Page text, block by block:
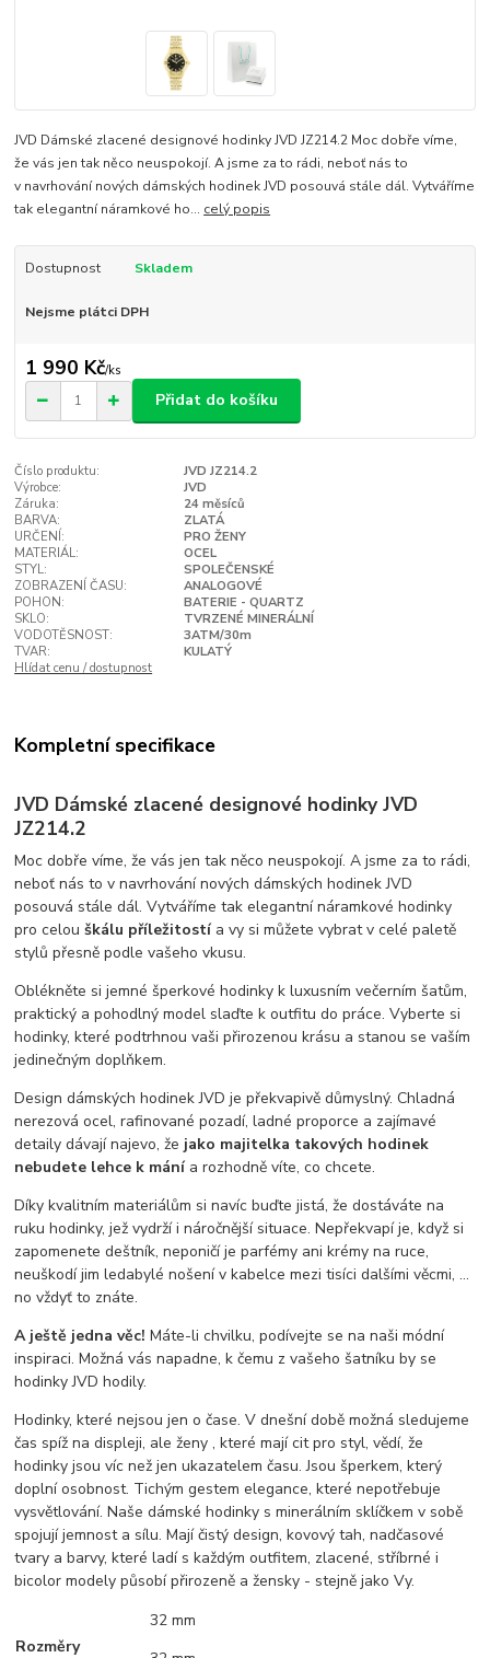
JVD Dámské zlacené designové hodinky JVD JZ214.2 Moc dobře víme,
že vás jen tak něco neuspokojí. A jsme za to rádi, neboť nás to
v navrhování nových dámských hodinek JVD posouvá stále dál. Vytváříme
tak elegantní náramkové ho... celý popis
Dostupnost Skladem
Nejsme plátci DPH
1 990 Kč/ks
Přidat do košíku
Číslo produktu:
JVD JZ214.2
Výrobce:
JVD
Záruka:
24 měsíců
BARVA:
ZLATÁ
URČENÍ:
PRO ŽENY
MATERIÁL:
OCEL
STYL:
SPOLEČENSKÉ
ZOBRAZENÍ ČASU:
ANALOGOVÉ
POHON:
BATERIE - QUARTZ
SKLO:
TVRZENÉ MINERÁLNÍ
VODOTĚSNOST:
3ATM/30m
TVAR:
KULATÝ
Hlídat cenu / dostupnost
Kompletní specifikace
JVD Dámské zlacené designové hodinky JVD
JZ214.2
Moc dobře víme, že vás jen tak něco neuspokojí. A jsme za to rádi,
neboť nás to v navrhování nových dámských hodinek JVD
posouvá stále dál. Vytváříme tak elegantní náramkové hodinky
pro celouškálu příležitostía vy si můžete vybrat v celé paletě
stylů přesně podle vašeho vkusu.
Oblékněte si jemné šperkové hodinky k luxusním večerním šatům,
praktický a pohodlný model slaďte k outfitu do práce. Vyberte si
hodinky, které podtrhnou vaši přirozenou krásu a stanou se vaším
jedinečným doplňkem.
Design dámských hodinek JVD je překvapivě důmyslný. Chladná
nerezová ocel, rafinované pozadí, ladné proporce a zajímavé
detaily dávají najevo, že jako majitelka takových hodinek
nebudete lehce k mánía rozhodně víte, co chcete.
Díky kvalitním materiálům si navíc buďte jistá, že dostáváte na
ruku hodinky, jež vydrží i náročnější situace. Nepřekvapí je, když si
zapomenete deštník, neponičí je parfémy ani krémy na ruce,
neuškodí jim ledabylé nošení v kabelce mezi tisíci dalšími věcmi, …
no vždyť to znáte.
A ještě jedna věc! Máte-li chvilku, podívejte se na naši módní
inspiraci. Možná vás napadne, k čemu z vašeho šatníku by se
hodinky JVD hodily.
Hodinky, které nejsou jen o čase. V dnešní době možná sledujeme
čas spíž na displeji, ale ženy , které mají cit pro styl, vědí, že
hodinky jsou víc než jen ukazatelem času. Jsou šperkem, který
doplní osobnost. Tichým gestem elegance, které nepotřebuje
vysvětlování. Naše dámské hodinky s minerálním sklíčkem v sobě
spojují jemnost a sílu. Mají čistý design, kovový tah, nadčasové
tvary a barvy, které ladí s každým outfitem, zlacené, stříbrné i
bicolor modely působí přirozeně a žensky - stejně jako Vy.
Rozměry
32 mm